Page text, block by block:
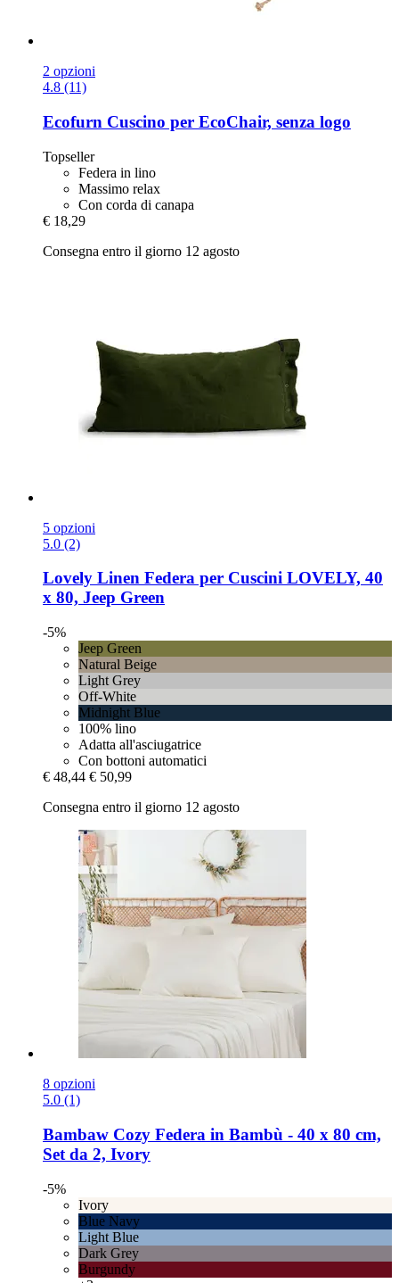
2 opzioni
4.8 (11)
Ecofurn Cuscino per EcoChair, senza logo
Topseller
Federa in lino
Massimo relax
Con corda di canapa
€ 18,29
Consegna entro il giorno 12 agosto
5 opzioni
5.0 (2)
Lovely Linen Federa per Cuscini LOVELY, 40
x 80, Jeep Green
-5%
Jeep Green
Natural Beige
Light Grey
Off-White
Midnight Blue
100% lino
Adatta all'asciugatrice
Con bottoni automatici
€ 48,44 € 50,99
Consegna entro il giorno 12 agosto
8 opzioni
5.0 (1)
Bambaw Cozy Federa in Bambù -​ 40 x 80 cm,
Set da 2, Ivory
-5%
Ivory
Blue Navy
Light Blue
Dark Grey
Burgundy